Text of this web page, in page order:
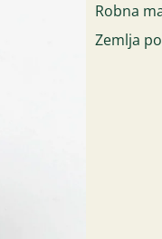
Robna
Zemlja